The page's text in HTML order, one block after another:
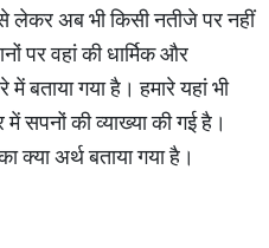
लेकर अब भी किसी नतीजे पर नहीं
पर वहां की धार्मिक और
में बताया गया है। हमारे यहां भी
सपनों की व्याख्या की गई है।
अर्थ बताया गया है।